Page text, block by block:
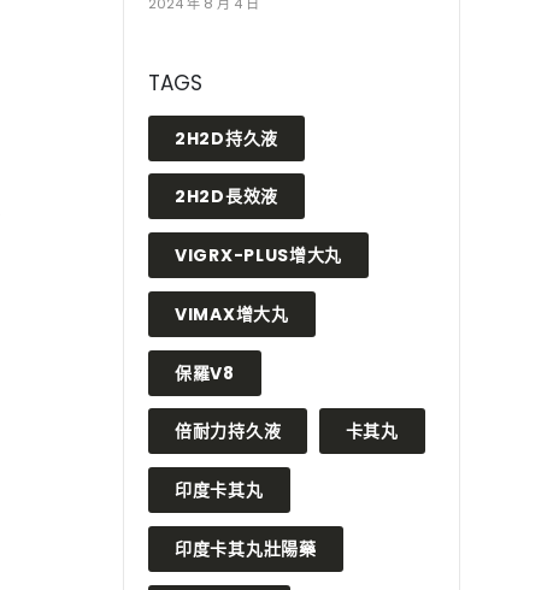
TAGS
2H2D持久液
2H2D長效液
VIGRX-PLUS增大丸
VIMAX增大丸
保羅V8
倍耐力持久液 卡其丸
印度卡其丸
印度卡其丸壯陽藥